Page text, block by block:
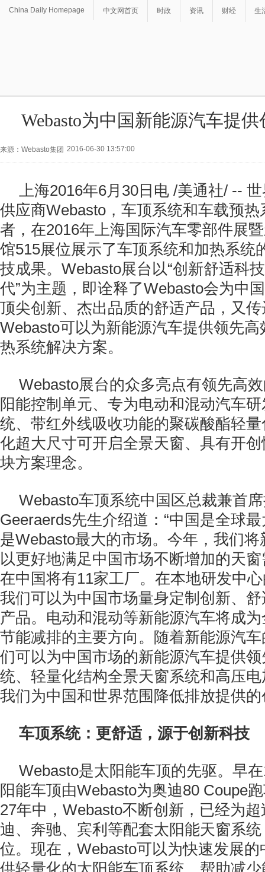
China Daily Homepage 中文网首页 时政 资讯 财经 生
Webasto为中国新能源汽车提
来源：Webasto集团 2016-06-30 13:57:00
上海2016年6月30日电 /美通社/ --
供应商Webasto，车顶系统和车载预
者，在2016年上海国际汽车零部件展
馆515展位展示了车顶系统和加热系统
技成果。Webasto展台以“创新舒适科
代”为主题，即诠释了Webasto会为中
顶尖创新、杰出品质的舒适产品，又
Webasto可以为新能源汽车提供领先
热系统解决方案。
Webasto展台的众多亮点有领先高
阳能控制单元、专为电动和混动汽车
统、带红外线吸收功能的聚碳酸酯轻
化超大尺寸可开启全景天窗、具有开
块方案理念。
Webasto车顶系统中国区总裁兼首
Geeraerds先生介绍道：“中国是全球
是Webasto最大的市场。今年，我们
以更好地满足中国市场不断增加的天
在中国将有11家工厂。在本地研发中
我们可以为中国市场量身定制创新、
产品。电动和混动等新能源汽车将成
节能减排的主要方向。随着新能源汽
们可以为中国市场的新能源汽车提供
统、轻量化结构全景天窗系统和高压
我们为中国和世界范围降低排放提供
车顶系统：更舒适，源于创新科技
Webasto是太阳能车顶的先驱。早
阳能车顶由Webasto为奥迪80 Coupe
27年中，Webasto不断创新，已经为
迪、奔驰、宾利等配套太阳能天窗系
位。现在，Webasto可以为快速发展
供轻量化的太阳能车顶系统，帮助减